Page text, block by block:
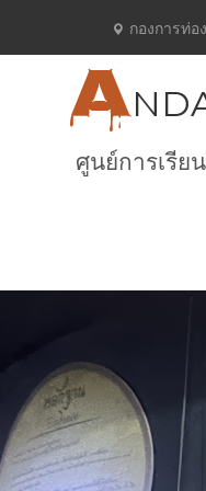
กองการท่อ
A
ศูนย์การเรีย